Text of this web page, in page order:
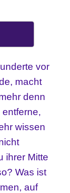
vor
macht
denn
wissen
ihrer Mitte
Was ist
auf